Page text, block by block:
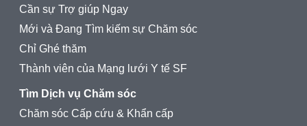
Cần sự Trợ giúp Ngay
Mới và Đang Tìm kiếm sự Chăm sóc
Chỉ Ghé thăm
Thành viên của Mạng lưới Y tế SF
Tìm Dịch vụ Chăm sóc
Chăm sóc Cấp cứu & Khẩn cấp